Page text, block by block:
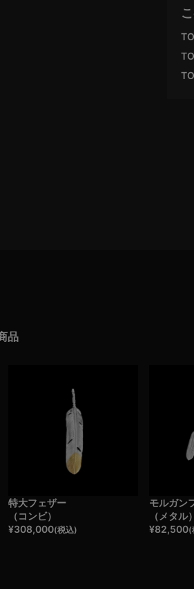
品
特大フェザー
（コンビ）
¥308,000(税込)
モルガン
（メタル）
¥82,500(